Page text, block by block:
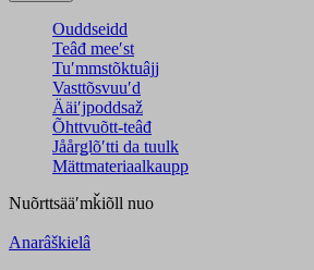
Ouddseidd
Teâđ meeʹst
Tuʹmmstõktuâjj
Vasttõsvuuʹd
Ääiʹjpoddsaž
Õhttvuõtt-teâđ
Jåårǥlõʹtti da tuulk
Mättmateriaalkaupp
Nuõrttsääʹmǩiõll nuo
Anarâškielâ